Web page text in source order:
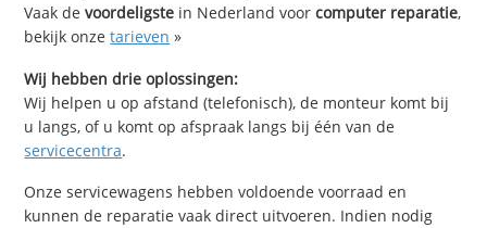
Vaak devoordeligste in Nederland voorcomputer reparatie,
bekijk onzetarieven »
Wij hebben drie oplossingen:
Wij helpen u op afstand (telefonisch), de monteur komt bij
u langs, of u komt op afspraak langs bij één van de
servicecentra.
Onze servicewagens hebben voldoende voorraad en
kunnen de reparatie vaak direct uitvoeren. Indien nodig